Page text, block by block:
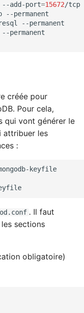
--add-port=15672/tcp
--permanent
--permanent
--permanent
créée pour
Pour cela,
qui vont générer le
attribuer les
:
keyfile
. Il faut
sections
obligatoire)